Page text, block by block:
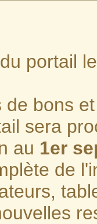
portail
de bons
sera
au 1er
de